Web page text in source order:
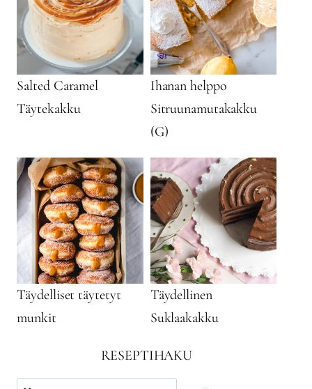
Salted Caramel
Täytekakku
Ihanan helppo
Sitruunamutakakku
(G)
Täydelliset täytetyt
munkit
Täydellinen
Suklaakakku
RESEPTIHAKU
Käytä